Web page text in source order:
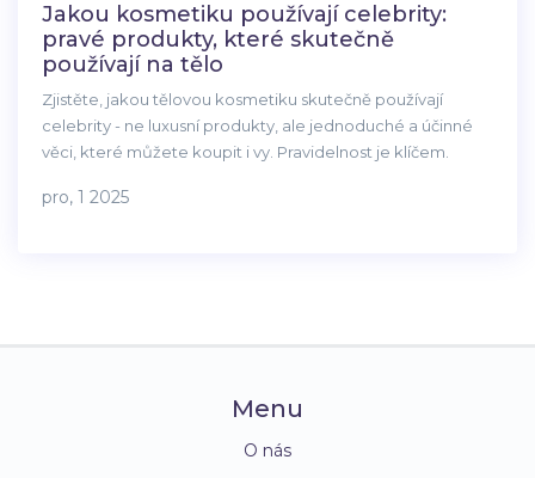
Jakou kosmetiku používají celebrity:
pravé produkty, které skutečně
používají na tělo
Zjistěte, jakou tělovou kosmetiku skutečně používají
celebrity - ne luxusní produkty, ale jednoduché a účinné
věci, které můžete koupit i vy. Pravidelnost je klíčem.
pro, 1 2025
Menu
O nás